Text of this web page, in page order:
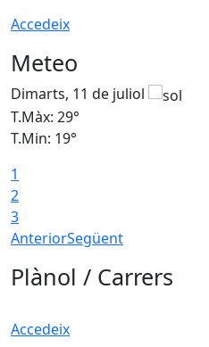
Accedeix
Meteo
Dimarts, 11 de juliol
T.Màx: 29°
T.Min: 19°
1
2
3
AnteriorSegüent
Plànol / Carrers
Accedeix